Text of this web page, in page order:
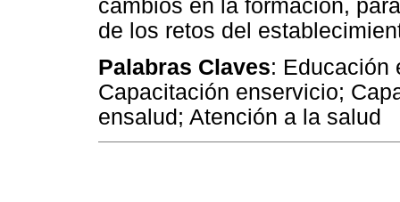
cambios en la formación,
de los retos del
Palabras Claves: Educación
Capacitación enservicio;
ensalud; Atención a la salud